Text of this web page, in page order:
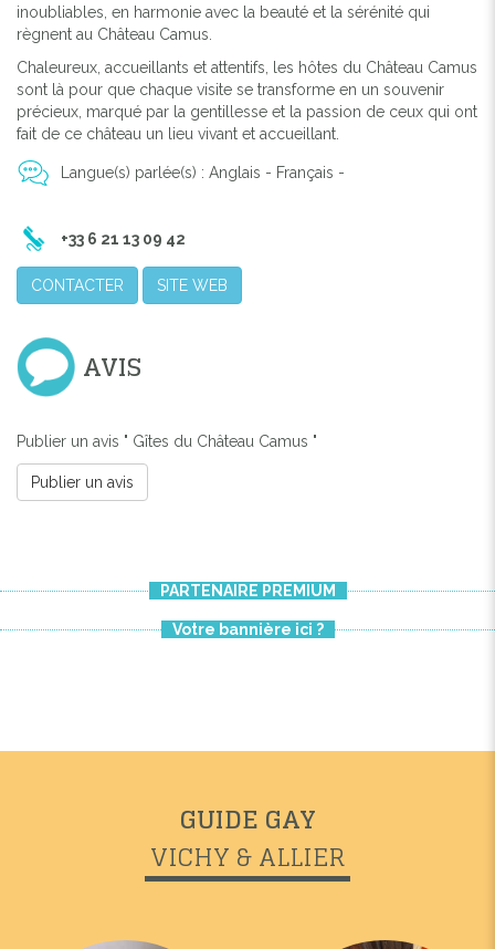
inoubliables, en harmonie avec la beauté et la sérénité qui
règnent au Château Camus.
Chaleureux, accueillants et attentifs, les hôtes du Château Camus
sont là pour que chaque visite se transforme en un souvenir
précieux, marqué par la gentillesse et la passion de ceux qui ont
fait de ce château un lieu vivant et accueillant.
Langue(s) parlée(s) : Anglais - Français -
+33 6 21 13 09 42
CONTACTER SITE WEB
AVIS
Publier un avis " Gîtes du Château Camus "
Publier un avis
PARTENAIRE PREMIUM
Votre bannière ici ?
GUIDE GAY
VICHY & ALLIER